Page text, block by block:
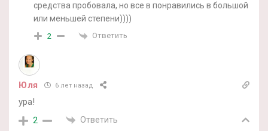
средства пробовала, но все в понравились в большой
или меньшей степени))))
2 Ответить
Юля 6 лет назад
ура!
2 Ответить